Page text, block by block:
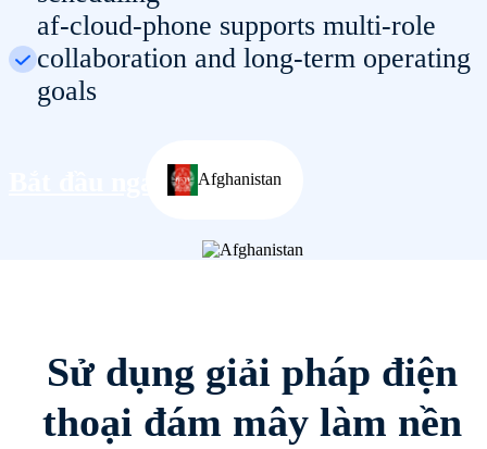
af-cloud-phone supports multi-role
collaboration and long-term operating
goals
Bắt đầu ngay Afghanistan
Sử dụng giải pháp điện
thoại đám mây làm nền